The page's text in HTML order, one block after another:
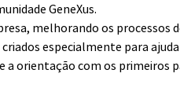
GeneXus.
melhorando os processos
especialmente para
a orientação com os